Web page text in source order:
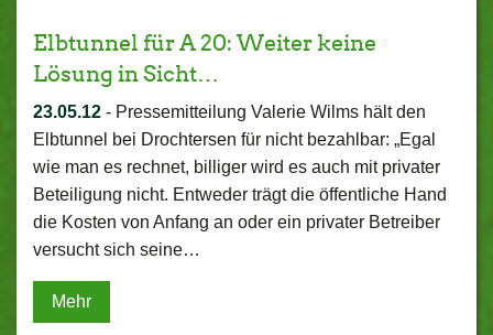
Elbtunnel für A 20: Weiter keine
Lösung in Sicht…
23.05.12 - Pressemitteilung Valerie Wilms hält den
Elbtunnel bei Drochtersen für nicht bezahlbar: „Egal
wie man es rechnet, billiger wird es auch mit privater
Beteiligung nicht. Entweder trägt die öffentliche Hand
die Kosten von Anfang an oder ein privater Betreiber
versucht sich seine…
Mehr